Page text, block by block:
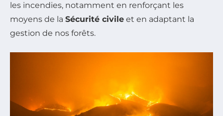
les incendies, notamment en renforçant les
moyens de la Sécurité civile et en adaptant la
gestion de nos forêts.